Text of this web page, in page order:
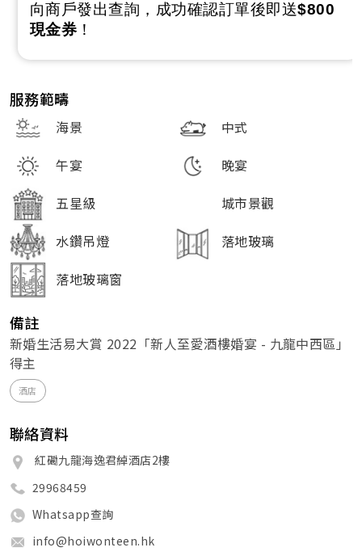
向商戶發出查詢，成功確認訂單後即送$800
現金券 ！
服務範疇
海景
中式
午宴
晚宴
五星級
城市景觀
水鑽吊燈
落地玻璃
落地玻璃窗
備註
新婚生活易大賞 2022「新人至愛酒樓婚宴 - 九龍中西區」
得主
酒店
聯絡資料
紅磡九龍海逸君綽酒店2樓
29968459
Whatsapp查詢
info@hoiwonteen.hk